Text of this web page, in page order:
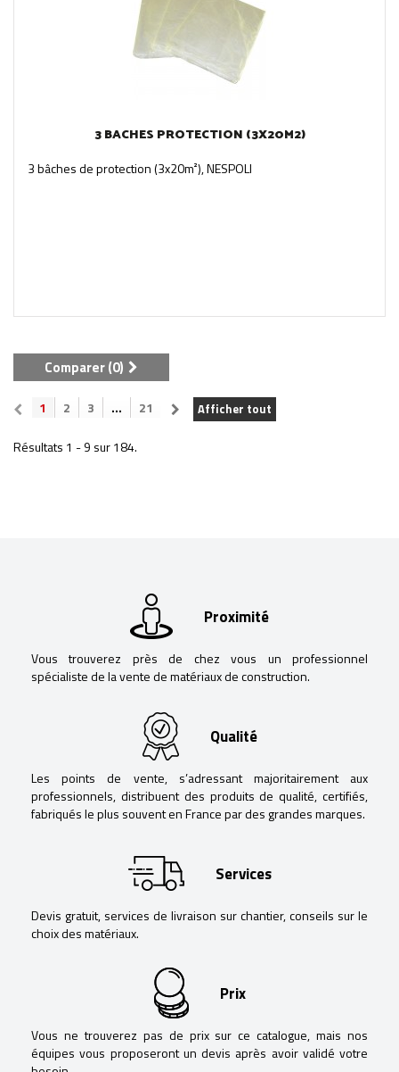
3 BACHES PROTECTION (3X20M2)
3 bâches de protection (3x20m²), NESPOLI
Comparer (0)
Afficher tout
1 2 3 ... 21
Résultats 1 - 9 sur 184.
Proximité
Vous trouverez près de chez vous un professionnel
spécialiste de la vente de matériaux de construction.
Qualité
Les points de vente, s’adressant majoritairement aux
professionnels, distribuent des produits de qualité, certifiés,
fabriqués le plus souvent en France par des grandes marques.
Services
Devis gratuit, services de livraison sur chantier, conseils sur le
choix des matériaux.
Prix
Vous ne trouverez pas de prix sur ce catalogue, mais nos
équipes vous proposeront un devis après avoir validé votre